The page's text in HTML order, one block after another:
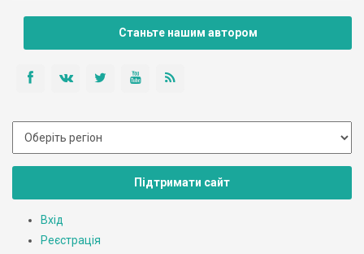
Станьте нашим автором
Підтримати сайт
Вхід
Реєстрація